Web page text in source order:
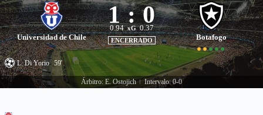
Universidad de Chile
1 : 0
0.94 xG 0.37
ENCERRADO Botafogo
L. Di Yorio 59'
Árbitro: E. Ostojich Intervalo: 0-0